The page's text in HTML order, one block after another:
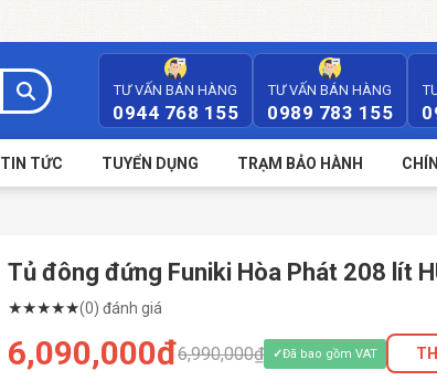
TƯ VẤN BÁN HÀNG
0944 768 155
TƯ VẤN BÁN HÀNG
0989 783 155
TIN TỨC TUYỂN DỤNG TRẠM BẢO HÀNH
Tủ đông đứng Funiki Hòa Phát 208 lít
★★★★★(0) đánh giá
6,090,000đ6,990,000₫ Đã bao gồm VAT